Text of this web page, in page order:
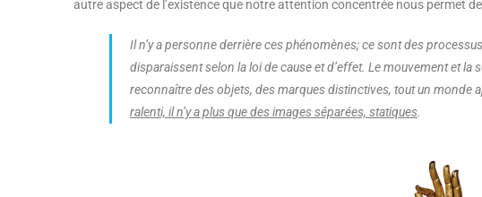
autre aspect de l’existence que notre attention concentrée nous permet
Il n’y a personne derrière ces phénomènes; ce sont des
disparaissent selon la loi de cause et d’effet. Le mouvement et la
reconnaître des objets, des marques distinctives, tout un monde
ralenti, il n’y a plus que des images séparées, statiques.